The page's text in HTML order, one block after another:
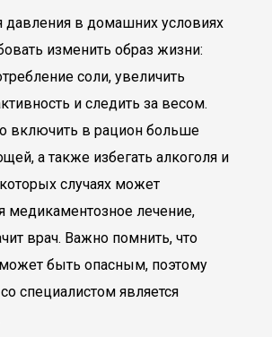
в домашних условиях
изменить образ жизни:
соли, увеличить
и следить за весом.
включить в рацион больше
а также избегать алкоголя и
случаях может
медикаментозное лечение,
врач. Важно помнить, что
быть опасным, поэтому
специалистом является